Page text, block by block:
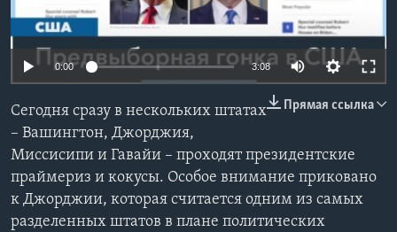
Learning English
Языки
0:00 3:08
Прямая ссылка
Сегодня сразу в нескольких штатах
– Вашингтон, Джорджия,
Миссисипи и Гавайи – проходят президентские
праймериз и кокусы. Особое внимание приковано
к Джорджии, которая считается одним из самых
разделенных штатов в плане политических